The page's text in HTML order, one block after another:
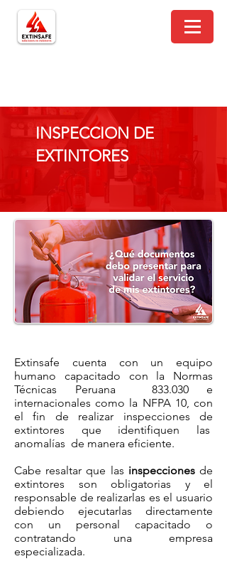
INSPECCION DE
EXTINTORES
Extinsafe cuenta con un equipo
humano capacitado con la Normas
Técnicas Peruana 833.030 e
internacionales como la NFPA 10, con
el fin de realizar inspecciones de
extintores que identifiquen las
anomalías de manera eficiente.
Cabe resaltar que las inspeccionesde
extintores son obligatorias y el
responsable de realizarlas es el usuario
debiendo ejecutarlas directamente
con un personal capacitado o
contratando una empresa
especializada.